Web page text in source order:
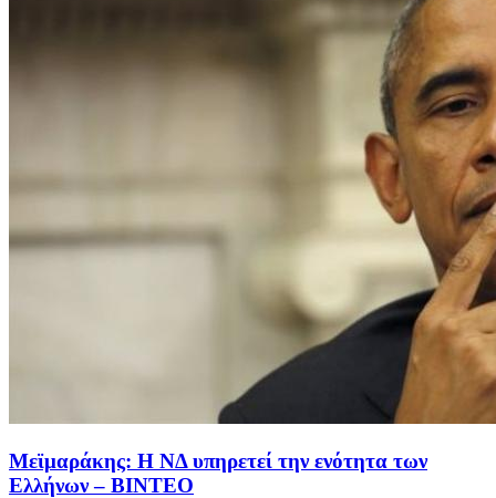
Μεϊμαράκης: Η ΝΔ υπηρετεί την ενότητα των
Ελλήνων – ΒΙΝΤΕΟ